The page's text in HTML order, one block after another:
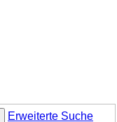
Erweiterte Suche